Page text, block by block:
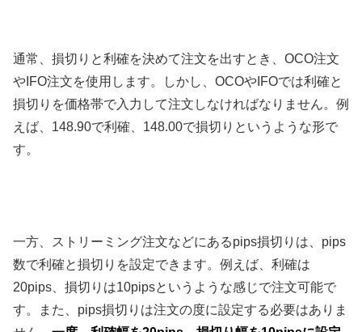
通常、損切りと利確を決めて注文を出すとき、 OCO注文
や IFO注文を使用します。しかし、 OCOや IFOでは利確と
損切りを価格帯で入力して注文しなければなりません。例
えば、 148.90で利確、 148.00で損切りというような形で
す。
一方、ストリーミング注文などにあるpips損切りは、 pips
数で利確と損切りを設定できます。例えば、利確は
20pips 、損切りは10pipsというような感じで注文可能で
す。また、 pips損切りは注文の度に設定する必要はありま